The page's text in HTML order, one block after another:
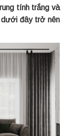
tính trắng và
dưới đây trở nên